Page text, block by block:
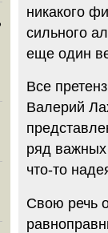
никакого
сильного
еще один
Все
Валерий
ряд
что-то
Свою речь